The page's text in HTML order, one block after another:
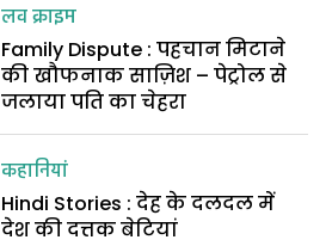
लव क्राइम
Family Dispute : पहचान मिटाने
की खौफनाक साज़िश – पेट्रोल से
जलाया पति का चेहरा
कहानियां
Hindi Stories : देह के दलदल में
देश की दत्तक बेटियां